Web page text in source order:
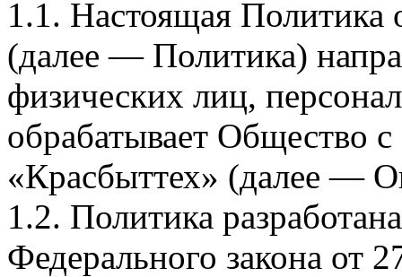
1.1. Настоящая Политика
(далее — Политика)
физических лиц,
обрабатывает Общество
«Красбыттех» (далее —
1.2. Политика
Федерального закона